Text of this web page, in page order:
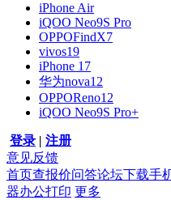
iPhone Air
iQOO Neo9S Pro
OPPOFindX7
vivos19
iPhone 17
华为nova12
OPPOReno12
iQOO Neo9S Pro+
登录 | 注册
意见反馈
首页查报价问答论坛下载手
器办公打印 更多